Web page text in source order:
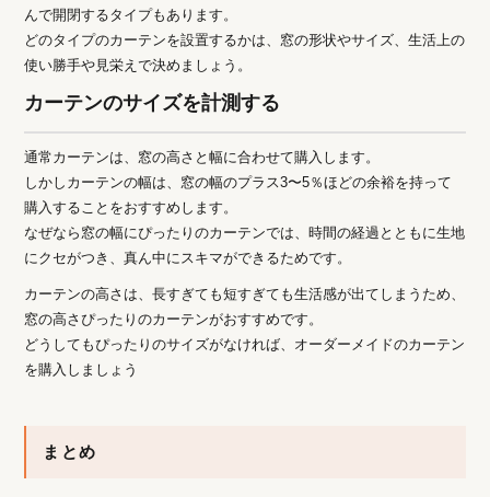
んで開閉するタイプもあります。
どのタイプのカーテンを設置するかは、窓の形状やサイズ、生活上の
使い勝手や見栄えで決めましょう。
カーテンのサイズを計測する
通常カーテンは、窓の高さと幅に合わせて購入します。
しかしカーテンの幅は、窓の幅のプラス3〜5％ほどの余裕を持って
購入することをおすすめします。
なぜなら窓の幅にぴったりのカーテンでは、時間の経過とともに生地
にクセがつき、真ん中にスキマができるためです。
カーテンの高さは、長すぎても短すぎても生活感が出てしまうため、
窓の高さぴったりのカーテンがおすすめです。
どうしてもぴったりのサイズがなければ、オーダーメイドのカーテン
を購入しましょう
まとめ